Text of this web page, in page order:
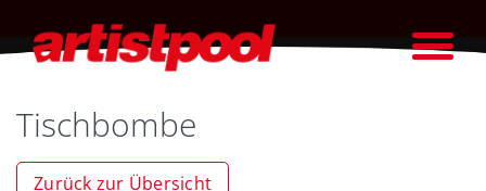
Tischbombe
Zurück zur Übersicht